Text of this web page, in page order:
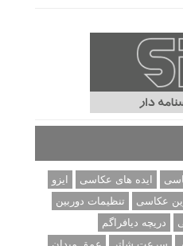
ایده های عکاسی
ایزو
عکاسی
تنظیمات دوربین
دریچه دیافراگم